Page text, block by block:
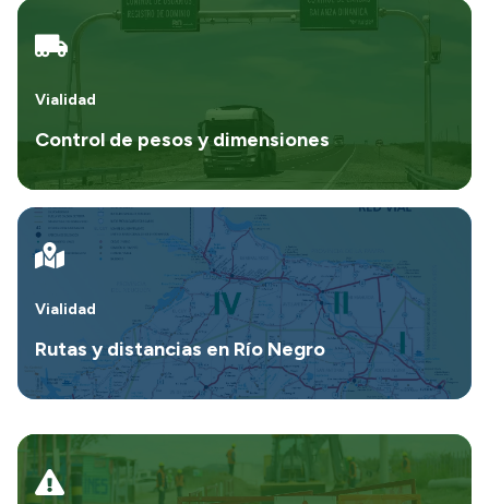
Control de pesos y dimensiones
Vialidad
Rutas y distancias en Río Negro
Vialidad